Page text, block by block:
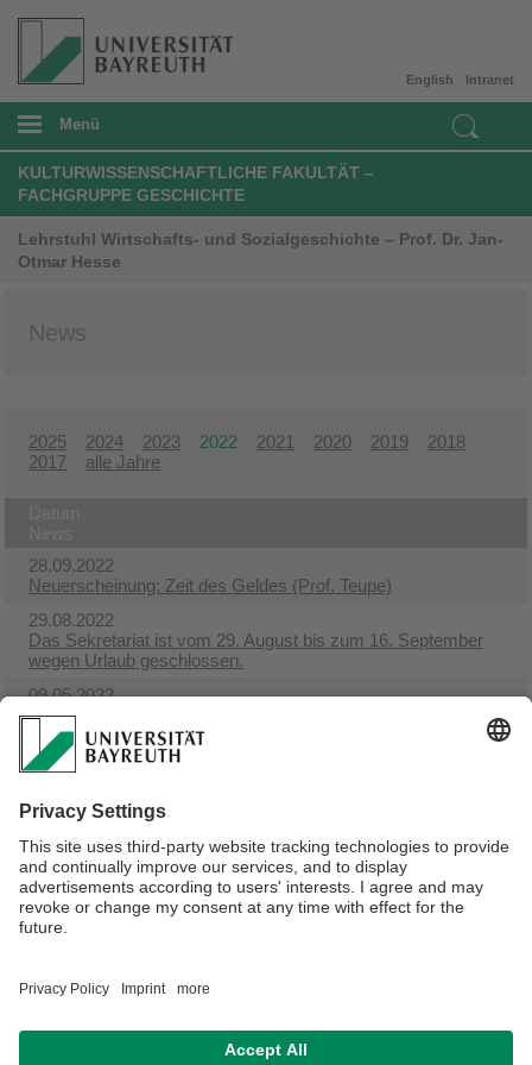
Intranet
English
Menü
KULTURWISSENSCHAFTLICHE FAKULTÄT –
FACHGRUPPE GESCHICHTE
Lehrstuhl Wirtschafts- und Sozialgeschichte – Prof. Dr. Jan-
Otmar Hesse
News
2025 2024 2023 2022 2021 2020 2019
2018
2017
alle Jahre
28.09.2022
Neuerscheinung: Zeit des Geldes (Prof. Teupe)
29.08.2022
Das Sekretariat ist vom 29. August bis zum 16. September
wegen Urlaub geschlossen.
09.05.2022
Start des Forschungsprojekts European Challenges
09.05.2022
Ankunft unseres neuen Gastprofessors
09.05.2022
​Research and Debate - Öffentliche Vorträge
09.05.2022
Bewerbungsvorgang Master History & Economics